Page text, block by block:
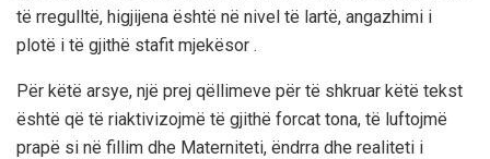
të rregulltë, higjijena është në nivel të lartë, angazhimi i
plotë i të gjithë stafit mjekësor .
Për këtë arsye, një prej qëllimeve për të shkruar këtë tekst
është që të riaktivizojmë të gjithë forcat tona, të luftojmë
prapë si në fillim dhe Materniteti, ëndrra dhe realiteti i